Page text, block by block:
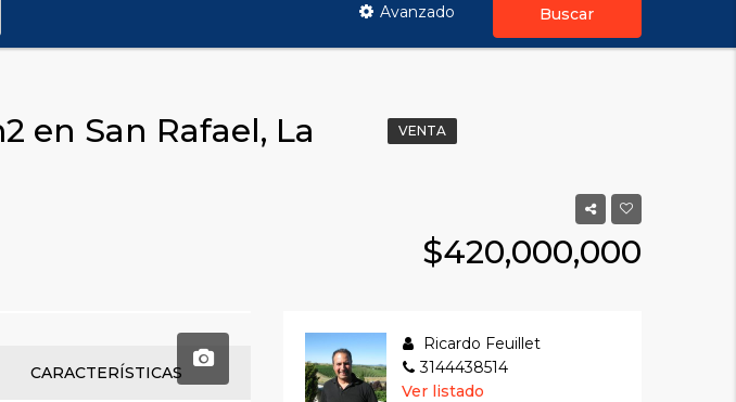
Avanzado Buscar
en San Rafael, La
VENTA
$420,000,000
CARACTERÍSTICAS
Ricardo Feuillet
3144438514
Ver listado